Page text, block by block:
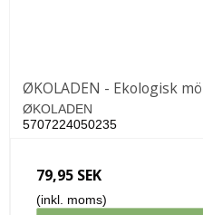
ØKOLADEN - Ekologisk
ØKOLADEN
5707224050235
79,95 SEK
(inkl. moms)